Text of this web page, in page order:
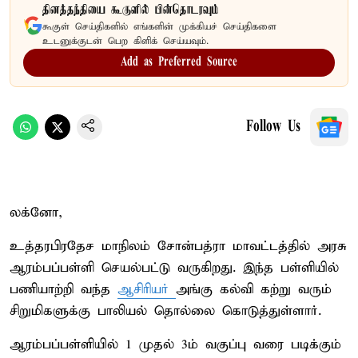
தினத்தந்தியை கூகுளில் பின்தொடரவும்
கூகுள் செய்திகளில் எங்களின் முக்கியச் செய்திகளை
உடனுக்குடன் பெற கிளிக் செய்யவும்.
Add as Preferred Source
Follow Us
லக்னோ,
உத்தரபிரதேச மாநிலம் சோன்பத்ரா மாவட்டத்தில் அரசு
ஆரம்பப்பள்ளி செயல்பட்டு வருகிறது. இந்த பள்ளியில்
பணியாற்றி வந்த ஆசிரியர் அங்கு கல்வி கற்று வரும்
சிறுமிகளுக்கு பாலியல் தொல்லை கொடுத்துள்ளார்.
ஆரம்பப்பள்ளியில் 1 முதல் 3ம் வகுப்பு வரை படிக்கும்